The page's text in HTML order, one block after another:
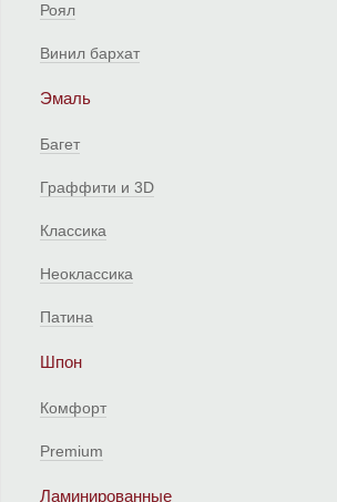
Роял
Винил бархат
Эмаль
Багет
Граффити и 3D
Классика
Неоклассика
Патина
Шпон
Комфорт
Premium
Ламинированные